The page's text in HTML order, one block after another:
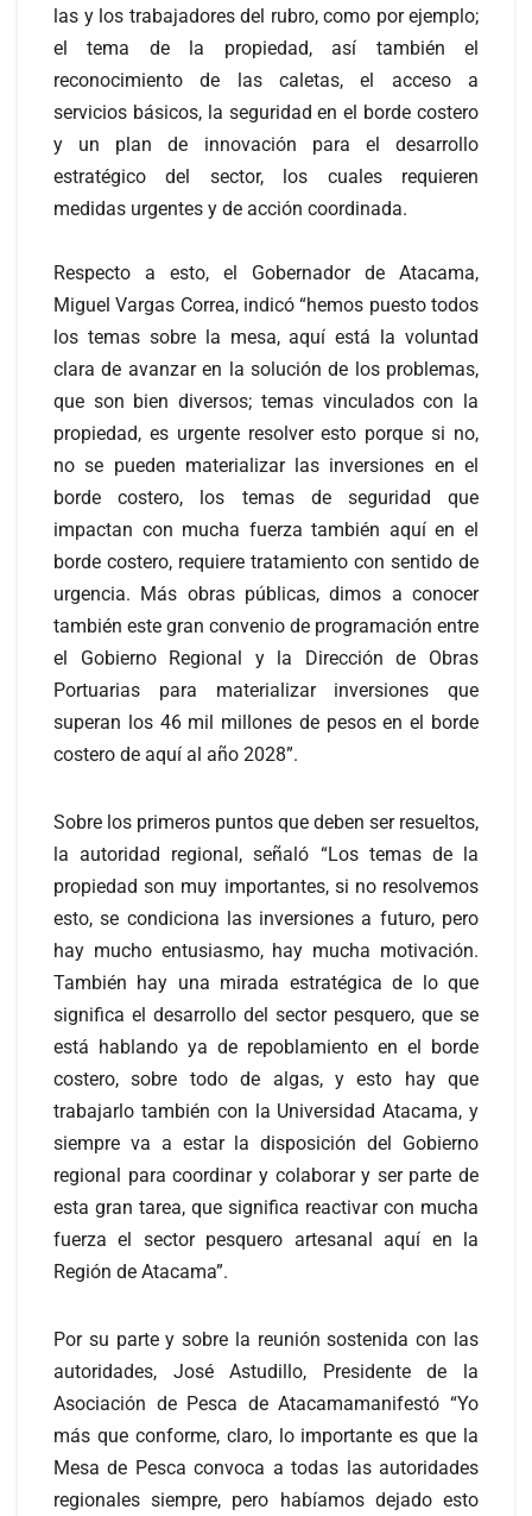
las y los trabajadores del rubro, como por ejemplo;
el tema de la propiedad, así también el
reconocimiento de las caletas, el acceso a
servicios básicos, la seguridad en el borde costero
y un plan de innovación para el desarrollo
estratégico del sector, los cuales requieren
medidas urgentes y de acción coordinada.
Respecto a esto, el Gobernador de Atacama,
Miguel Vargas Correa, indicó “hemos puesto todos
los temas sobre la mesa, aquí está la voluntad
clara de avanzar en la solución de los problemas,
que son bien diversos; temas vinculados con la
propiedad, es urgente resolver esto porque si no,
no se pueden materializar las inversiones en el
borde costero, los temas de seguridad que
impactan con mucha fuerza también aquí en el
borde costero, requiere tratamiento con sentido de
urgencia. Más obras públicas, dimos a conocer
también este gran convenio de programación entre
el Gobierno Regional y la Dirección de Obras
Portuarias para materializar inversiones que
superan los 46 mil millones de pesos en el borde
costero de aquí al año 2028”.
Sobre los primeros puntos que deben ser resueltos,
la autoridad regional, señaló “Los temas de la
propiedad son muy importantes, si no resolvemos
esto, se condiciona las inversiones a futuro, pero
hay mucho entusiasmo, hay mucha motivación.
También hay una mirada estratégica de lo que
significa el desarrollo del sector pesquero, que se
está hablando ya de repoblamiento en el borde
costero, sobre todo de algas, y esto hay que
trabajarlo también con la Universidad Atacama, y
siempre va a estar la disposición del Gobierno
regional para coordinar y colaborar y ser parte de
esta gran tarea, que significa reactivar con mucha
fuerza el sector pesquero artesanal aquí en la
Región de Atacama”.
Por su parte y sobre la reunión sostenida con las
autoridades, José Astudillo, Presidente de la
Asociación de Pesca de Atacamamanifestó “Yo
más que conforme, claro, lo importante es que la
Mesa de Pesca convoca a todas las autoridades
regionales siempre, pero habíamos dejado esto